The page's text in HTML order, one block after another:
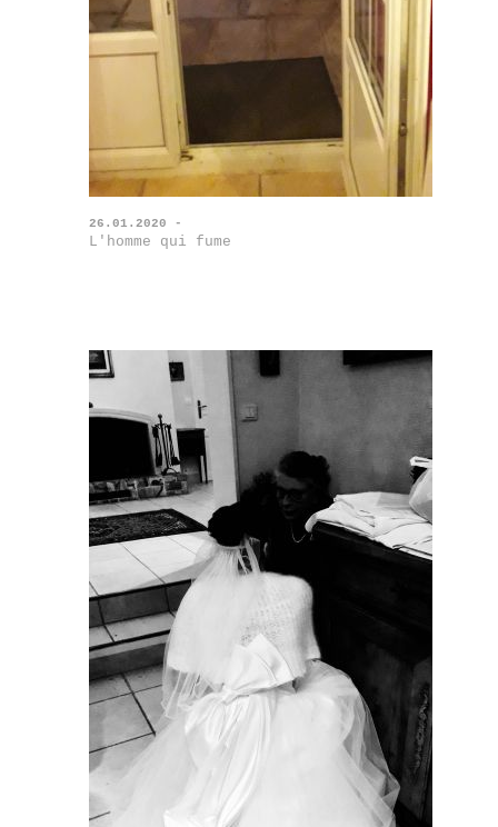
26.01.2020 -
L'homme qui fume